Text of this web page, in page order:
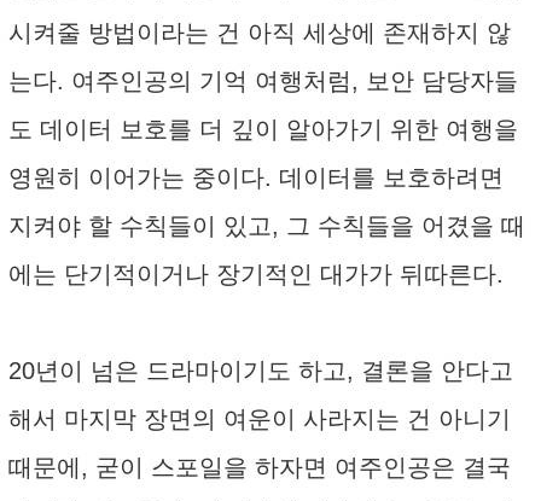
시켜줄 방법이라는 건 아직 세상에 존재하지 않
는다. 여주인공의 기억 여행처럼, 보안 담당자들
도 데이터 보호를 더 깊이 알아가기 위한 여행을
영원히 이어가는 중이다. 데이터를 보호하려면
지켜야 할 수칙들이 있고, 그 수칙들을 어겼을 때
에는 단기적이거나 장기적인 대가가 뒤따른다.
20년이 넘은 드라마이기도 하고, 결론을 안다고
해서 마지막 장면의 여운이 사라지는 건 아니기
때문에, 굳이 스포일을 하자면 여주인공은 결국